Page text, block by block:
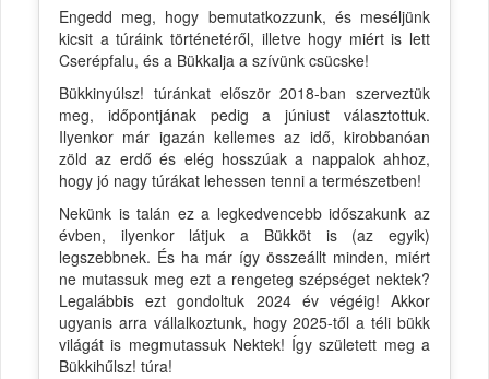
Engedd meg, hogy bemutatkozzunk, és meséljünk
kicsit a túráink történetéről, illetve hogy miért is lett
Cserépfalu, és a Bükkalja a szívünk csücske!
Bükkinyúlsz! túránkat először 2018-ban szerveztük
meg, időpontjának pedig a júniust választottuk.
Ilyenkor már igazán kellemes az idő, kirobbanóan
zöld az erdő és elég hosszúak a nappalok ahhoz,
hogy jó nagy túrákat lehessen tenni a természetben!
Nekünk is talán ez a legkedvencebb időszakunk az
évben, ilyenkor látjuk a Bükköt is (az egyik)
legszebbnek. És ha már így összeállt minden, miért
ne mutassuk meg ezt a rengeteg szépséget nektek?
Legalábbis ezt gondoltuk 2024 év végéig! Akkor
ugyanis arra vállalkoztunk, hogy 2025-től a téli bükk
világát is megmutassuk Nektek! Így született meg a
Bükkihűlsz! túra!